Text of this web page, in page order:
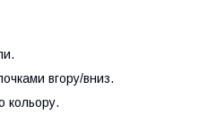
вгору/вниз.
кольору.